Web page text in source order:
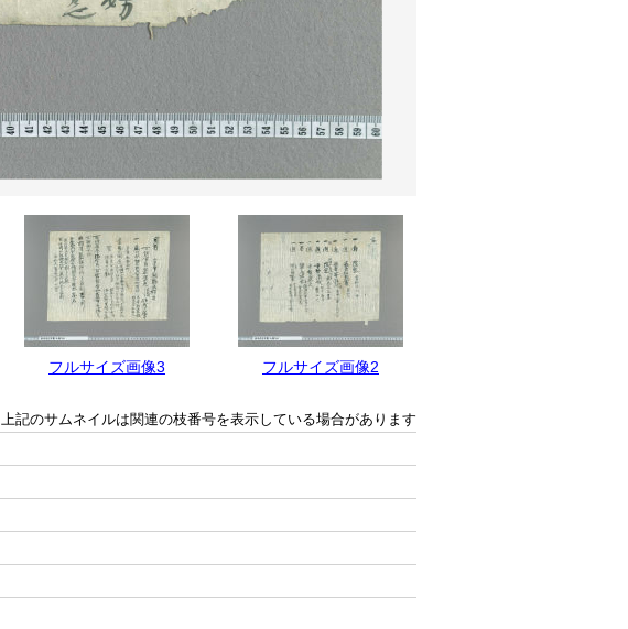
フルサイズ画像3 フルサイズ画像2
上記のサムネイルは関連の枝番号を表示している場合があります